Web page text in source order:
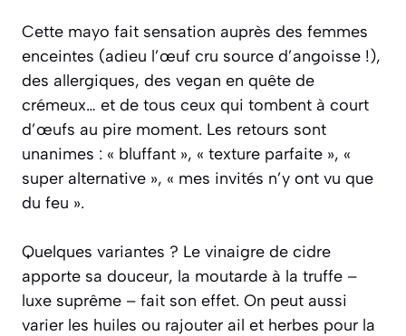
Cette mayo fait sensation auprès des femmes
enceintes (adieu l’œuf cru source d’angoisse !),
des allergiques, des vegan en quête de
crémeux… et de tous ceux qui tombent à court
d’œufs au pire moment. Les retours sont
unanimes : « bluffant », « texture parfaite », «
super alternative », « mes invités n’y ont vu que
du feu ».
Quelques variantes ? Le vinaigre de cidre
apporte sa douceur, la moutarde à la truffe –
luxe suprême – fait son effet. On peut aussi
varier les huiles ou rajouter ail et herbes pour la